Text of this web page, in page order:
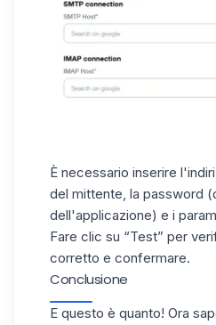
È necessario inserire
del mittente, la password
dell'applicazione) e i
Fare clic su “Test” per
corretto e confermare.
Conclusione
E questo è quanto! Ora